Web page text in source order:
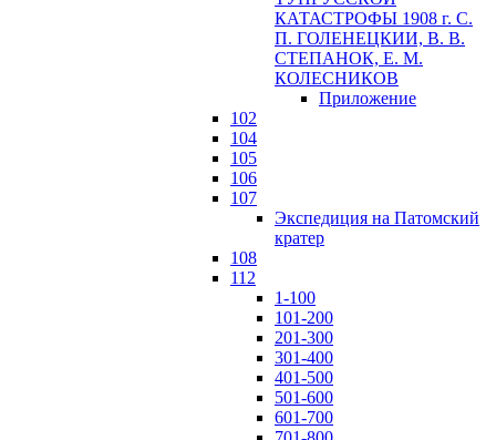
КАТАСТРОФЫ 1908 г. С.
П. ГОЛЕНЕЦКИИ, В. В.
СТЕПАНОК, Е. М.
КОЛЕСНИКОВ
Приложение
102
104
105
106
107
Экспедиция на Патомский
кратер
108
112
1-100
101-200
201-300
301-400
401-500
501-600
601-700